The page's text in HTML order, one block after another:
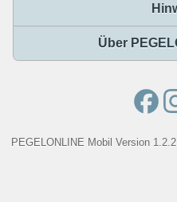
Über
PEGELONLINE Mobil Version